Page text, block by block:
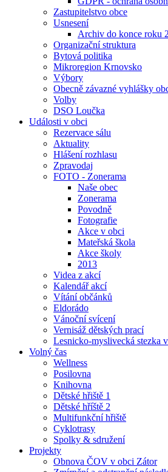
Zastupitelstvo obce
Usnesení
Archiv do konce roku
Organizační struktura
Bytová politika
Mikroregion Krnovsko
Výbory
Obecně závazné vyhlášky
Volby
DSO Loučka
Události v obci
Rezervace sálu
Aktuality
Hlášení rozhlasu
Zpravodaj
FOTO - Zonerama
Naše obec
Zonerama
Povodně
Fotografie
Akce v obci
Mateřská škola
Akce školy
2013
Videa z akcí
Kalendář akcí
Vítání občánků
Eldorádo
Vánoční svícení
Vernisáž dětských prací
Lesnicko-myslivecká stezka
Volný čas
Wellness
Posilovna
Knihovna
Dětské hřiště 1
Dětské hříště 2
Multifunkční hřiště
Cyklotrasy
Spolky & sdružení
Projekty
Obnova ČOV v obci Zátor